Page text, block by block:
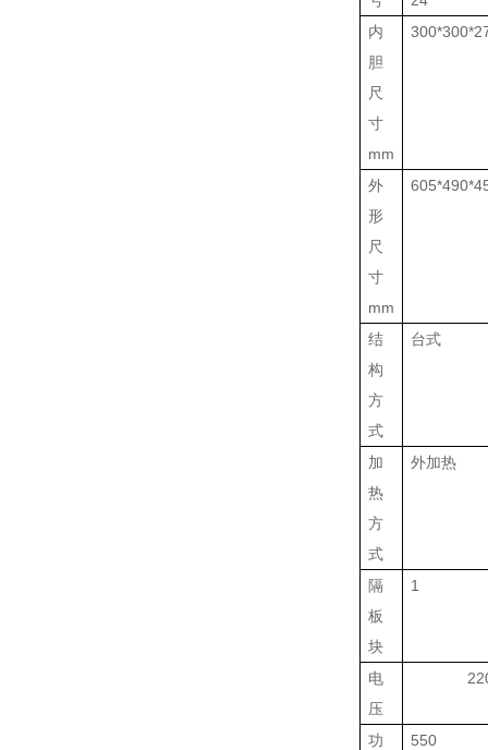
内
胆
尺
寸
mm
外
形
尺
寸
mm
结
构
方
式
台式
加
热
方
式
外加热
隔
板
块
1
电
压
功
550